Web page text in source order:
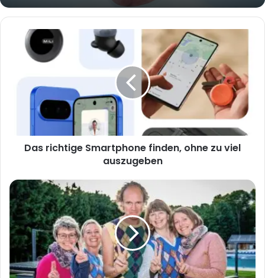
richtige
Smartphone
auszugeben
Das richtige Smartphone finden, ohne zu viel
auszugeben
Carola
Schubert:
Eine
facettenreiche
Persönlichkeit
zwischen
Engagement
und